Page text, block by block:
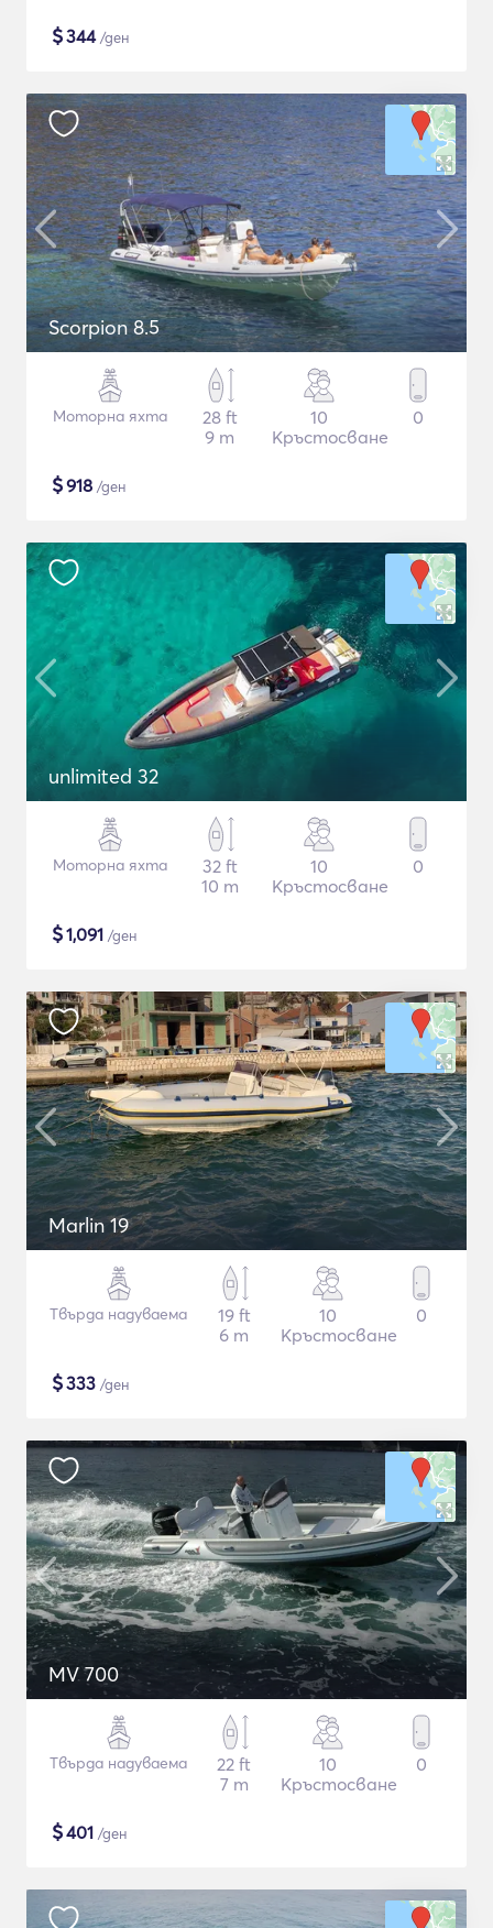
$344/ден
Scorpion 8.5
Моторна яхта
28 ft
9 m
10
Кръстосване
0
$918 /ден
unlimited 32
Моторна яхта
32 ft
10 m
10
Кръстосване
0
$1,091 /ден
Marlin 19
Твърда надуваема
19 ft
6 m
10
Кръстосване
0
$333 /ден
MV 700
Твърда надуваема
22 ft
7 m
10
Кръстосване
0
$401 /ден